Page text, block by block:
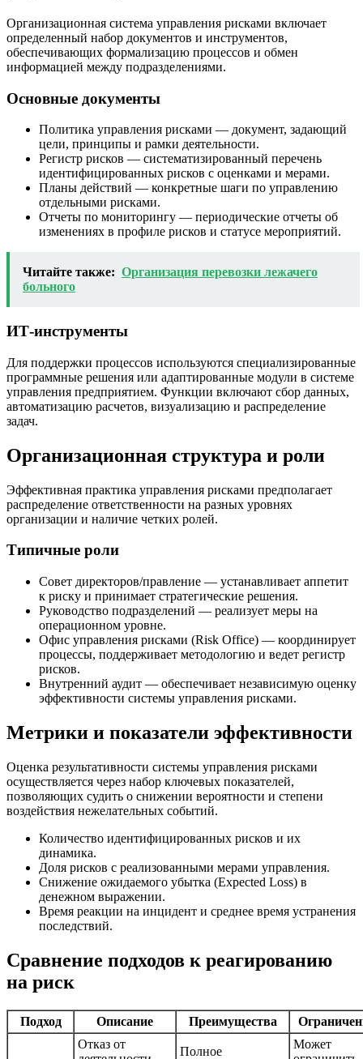
Организационная система управления рисками включает
определенный набор документов и инструментов,
обеспечивающих формализацию процессов и обмен
информацией между подразделениями.
Основные документы
Политика управления рисками — документ, задающий
цели, принципы и рамки деятельности.
Регистр рисков — систематизированный перечень
идентифицированных рисков с оценками и мерами.
Планы действий — конкретные шаги по управлению
отдельными рисками.
Отчеты по мониторингу — периодические отчеты об
изменениях в профиле рисков и статусе мероприятий.
Читайте также: Организация перевозки лежачего
больного
ИТ-инструменты
Для поддержки процессов используются специализированные
программные решения или адаптированные модули в системе
управления предприятием. Функции включают сбор данных,
автоматизацию расчетов, визуализацию и распределение
задач.
Организационная структура и роли
Эффективная практика управления рисками предполагает
распределение ответственности на разных уровнях
организации и наличие четких ролей.
Типичные роли
Совет директоров/правление — устанавливает аппетит
к риску и принимает стратегические решения.
Руководство подразделений — реализует меры на
операционном уровне.
Офис управления рисками (Risk Office) — координирует
процессы, поддерживает методологию и ведет регистр
рисков.
Внутренний аудит — обеспечивает независимую оценку
эффективности системы управления рисками.
Метрики и показатели эффективности
Оценка результативности системы управления рисками
осуществляется через набор ключевых показателей,
позволяющих судить о снижении вероятности и степени
воздействия нежелательных событий.
Количество идентифицированных рисков и их
динамика.
Доля рисков с реализованными мерами управления.
Снижение ожидаемого убытка (Expected Loss) в
денежном выражении.
Время реакции на инцидент и среднее время устранения
последствий.
Сравнение подходов к реагированию
на риск
Подход Описание Преимущества
Отказ от
Полное
Может